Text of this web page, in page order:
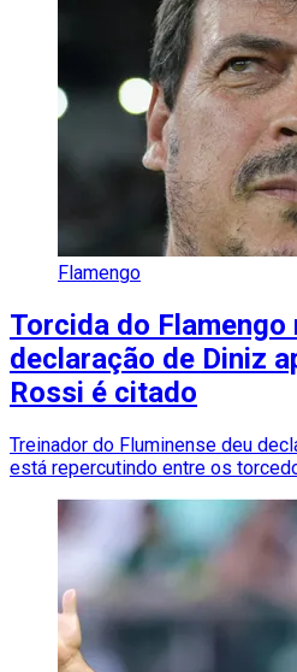
Flamengo
Torcida do Flamengo
declaração de Diniz
Rossi é citado
Treinador do Fluminense deu
está repercutindo entre os